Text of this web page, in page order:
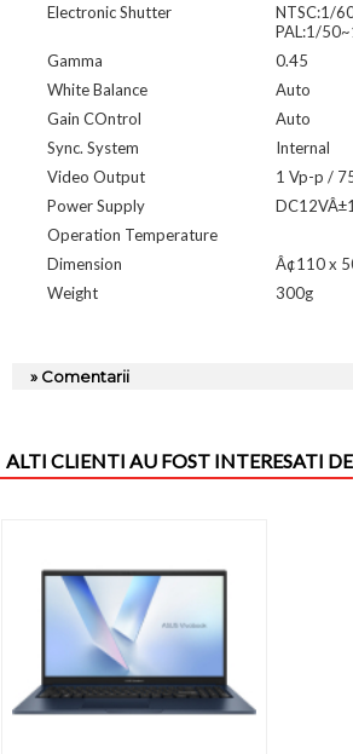
Electronic Shutter
NTSC:1/
PAL:1/
Gamma
0.45
White Balance
Auto
Gain COntrol
Auto
Sync. System
Internal
Video Output
1 Vp-p /
Power Supply
Operation Temperature
Dimension
Â¢110 x
Weight
300g
» Comentarii
ALTI CLIENTI AU FOST INTERESATI DE